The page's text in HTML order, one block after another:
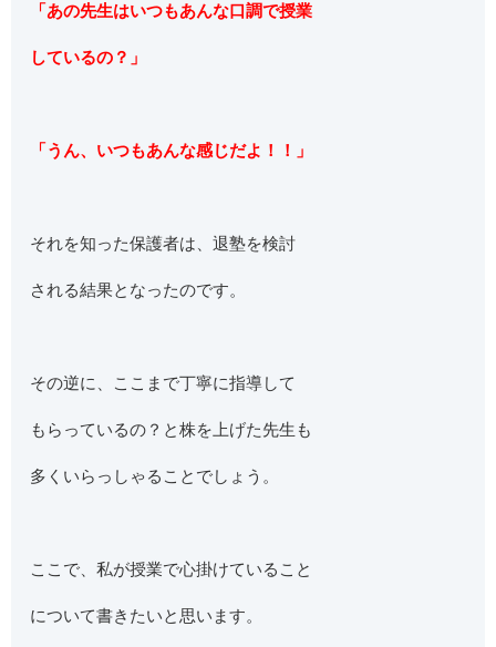
「あの先生はいつもあんな口調で授業
しているの？」
「うん、いつもあんな感じだよ！！」
それを知った保護者は、退塾を検討
される結果となったのです。
その逆に、ここまで丁寧に指導して
もらっているの？と株を上げた先生も
多くいらっしゃることでしょう。
ここで、私が授業で心掛けていること
について書きたいと思います。